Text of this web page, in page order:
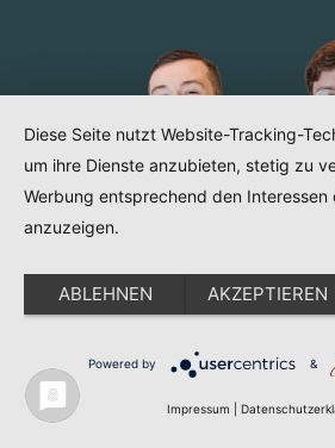
Diese Seite nutzt Website-Tracking-
um ihre Dienste anzubieten, stetig zu
Werbung entsprechend den Interessen
anzuzeigen.
ABLEHNEN AKZEPTIEREN
Powered by &
Impressum